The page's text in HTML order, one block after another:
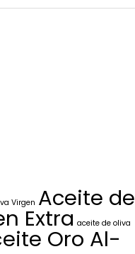
Virgen Aceite de
Extra aceite de oliva
Oro Al-